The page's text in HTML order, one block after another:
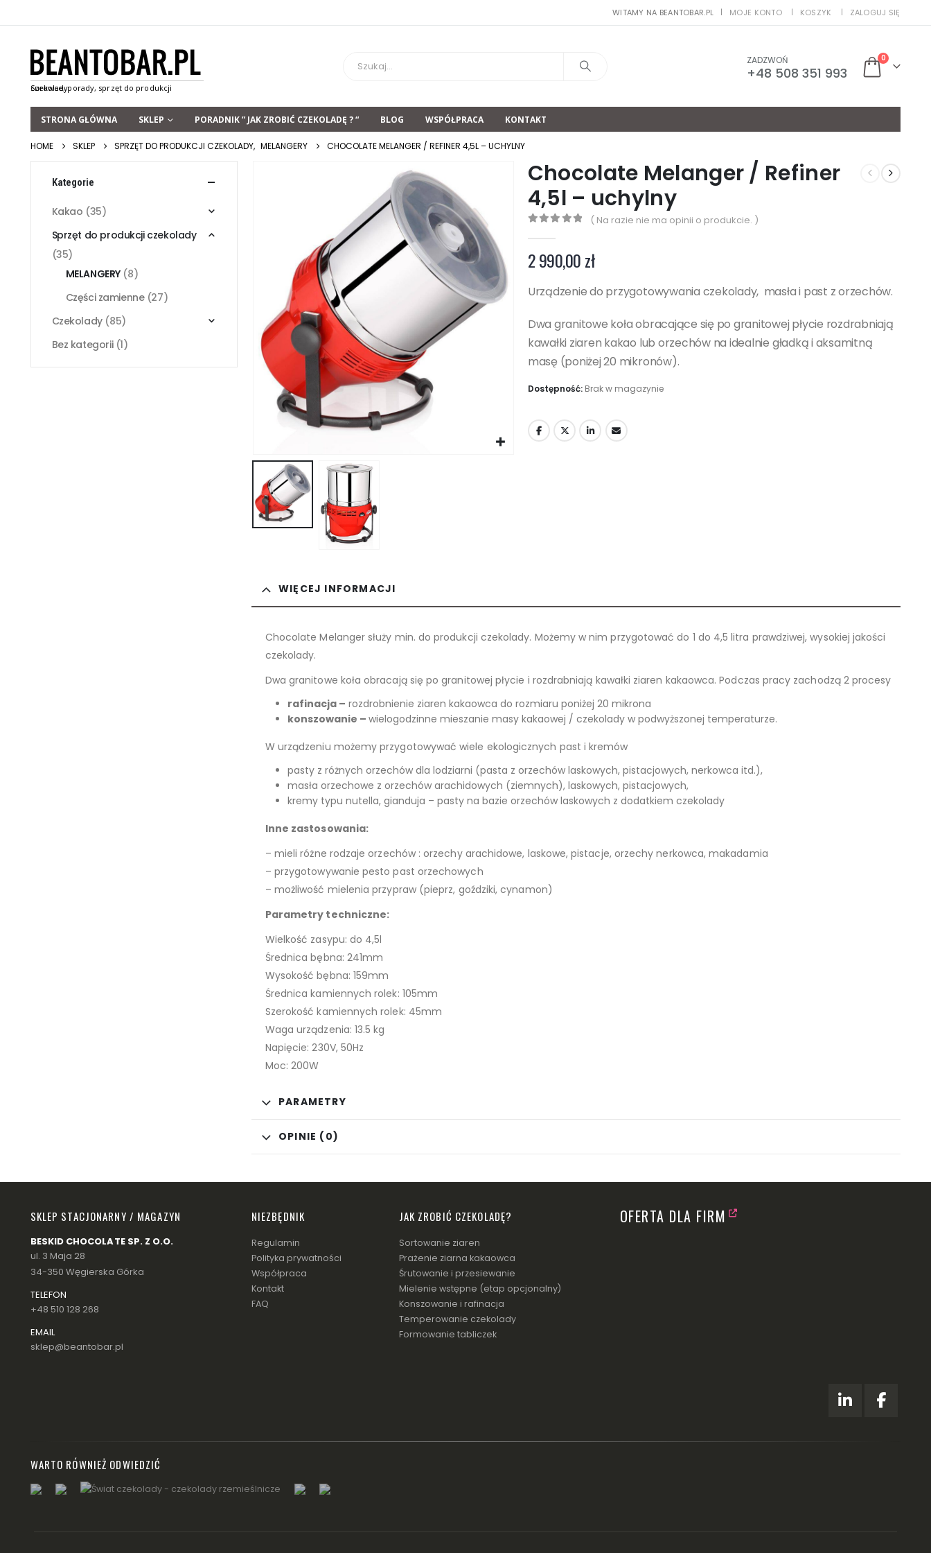
WITAMY NA BEANTOBAR.PL | MOJE KONTO KOSZYK ZALOGUJ SIĘ
ZADZWOŃ
+48 508 351 993
0
STRONA GŁÓWNA SKLEP PORADNIK ” JAK ZROBIĆ CZEKOLADĘ ? “ BLOG WSPÓŁPRACA KONTAKT
HOME SKLEP SPRZĘT DO PRODUKCJI CZEKOLADY, MELANGERY CHOCOLATE MELANGER / REFINER 4,5L – UCHYLNY
Chocolate Melanger / Refiner
4,5l – uchylny
( Na razie nie ma opinii o produkcie. )
2 990,00zł
Urządzenie do przygotowywania czekolady, masła i past z orzechów.
Dwa granitowe koła obracające się po granitowej płycie rozdrabniają
kawałki ziaren kakao lub orzechów na idealnie gładką i aksamitną
masę (poniżej 20 mikronów).
Dostępność: Brak w magazynie
WIĘCEJ INFORMACJI
Chocolate Melanger służy min. do produkcji czekolady. Możemy w nim przygotować do 1 do 4,5 litra prawdziwej, wysokiej jakości
czekolady.
Dwa granitowe koła obracają się po granitowej płycie i rozdrabniają kawałki ziaren kakaowca. Podczas pracy zachodzą 2 procesy
rafinacja – rozdrobnienie ziaren kakaowca do rozmiaru poniżej 20 mikrona
konszowanie – wielogodzinne mieszanie masy kakaowej / czekolady w podwyższonej temperaturze.
W urządzeniu możemy przygotowywać wiele ekologicznych past i kremów
pasty z różnych orzechów dla lodziarni (pasta z orzechów laskowych, pistacjowych, nerkowca itd.),
masła orzechowe z orzechów arachidowych (ziemnych), laskowych, pistacjowych,
kremy typu nutella, gianduja – pasty na bazie orzechów laskowych z dodatkiem czekolady
Inne zastosowania:
– mieli różne rodzaje orzechów : orzechy arachidowe, laskowe, pistacje, orzechy nerkowca, makadamia
– przygotowywanie pesto past orzechowych
– możliwość mielenia przypraw (pieprz, goździki, cynamon)
Parametry techniczne:
Wielkość zasypu: do 4,5l
Średnica bębna: 241mm
Wysokość bębna: 159mm
Średnica kamiennych rolek: 105mm
Szerokość kamiennych rolek: 45mm
Waga urządzenia: 13.5 kg
Napięcie: 230V, 50Hz
Moc: 200W
PARAMETRY
OPINIE (0)
Kategorie
Kakao (35)
Sprzęt do produkcji czekolady
(35)
MELANGERY (8)
Części zamienne (27)
Czekolady (85)
Bez kategorii (1)
SKLEP STACJONARNY / MAGAZYN
BESKID CHOCOLATE SP. Z O.O.
ul. 3 Maja 28
34-350 Węgierska Górka
TELEFON
+48 510 128 268
EMAIL
sklep@beantobar.pl
NIEZBĘDNIK
Regulamin
Polityka prywatności
Współpraca
Kontakt
FAQ
JAK ZROBIĆ CZEKOLADĘ?
Sortowanie ziaren
Prażenie ziarna kakaowca
Śrutowanie i przesiewanie
Mielenie wstępne (etap opcjonalny)
Konszowanie i rafinacja
Temperowanie czekolady
Formowanie tabliczek
OFERTA DLA FIRM
WARTO RÓWNIEŻ ODWIEDZIĆ